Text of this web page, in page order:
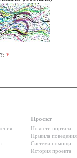
*
Проект
Новости портала
Правила поведения
Система помощи
История проекта